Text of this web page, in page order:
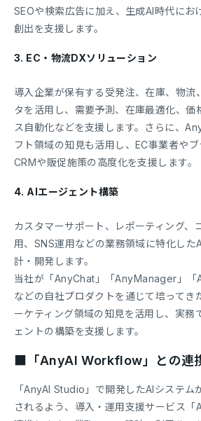
SEOや検索広告に加え、生成AI時代にお
創出を支援します。
3. EC・物流DXソリューション
導入企業が保有する受発注、在庫、物流
タを活用し、需要予測、在庫最適化、価
ス自動化などを支援します。さらに、
フト領域の知見も活用し、EC事業者や
CRMや販促施策の高度化を支援します。
4. AIエージェント構築
カスタマーサポート、レポーティング、
用、SNS運用などの業務領域に特化した
計・開発します。
当社が「AnyChat」「AnyManager」「
などの自社プロダクトを通じて培ってき
ーケティング領域の知見を活用し、実務
ェントの構築を支援します。
■「AnyAI Workflow」との連
「AnyAI Studio」で開発したAIシステム
されるよう、導入・運用支援サービス